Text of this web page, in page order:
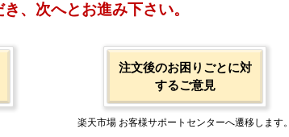
、次へとお進み下さい。
注文後のお困りごとに対
するご意見
楽天市場 お客様サポートセンターへ遷移します。